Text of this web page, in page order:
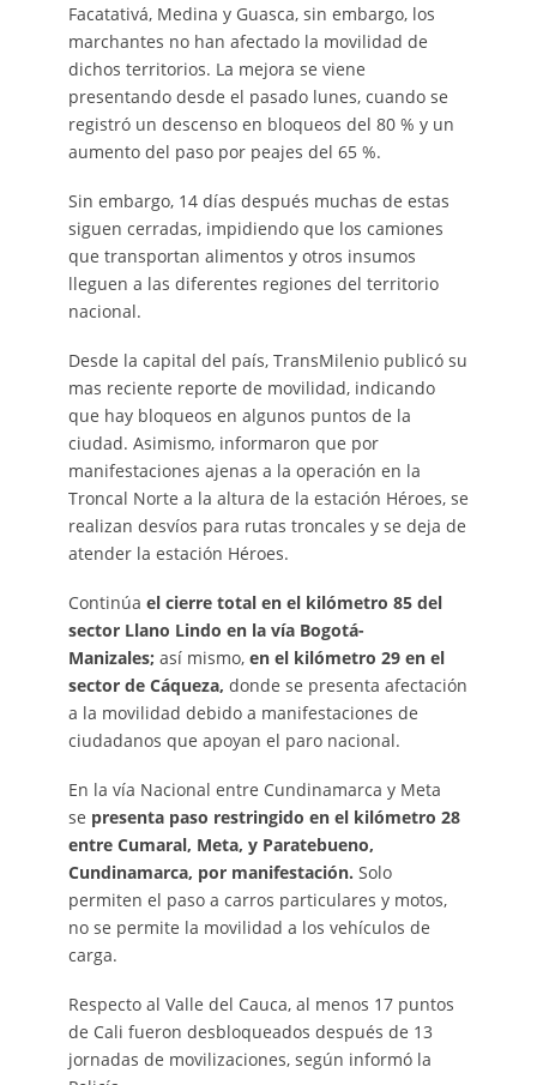
Facatativá, Medina y Guasca, sin embargo, los
marchantes no han afectado la movilidad de
dichos territorios. La mejora se viene
presentando desde el pasado lunes, cuando se
registró un descenso en bloqueos del 80 % y un
aumento del paso por peajes del 65 %.
Sin embargo, 14 días después muchas de estas
siguen cerradas, impidiendo que los camiones
que transportan alimentos y otros insumos
lleguen a las diferentes regiones del territorio
nacional.
Desde la capital del país, TransMilenio publicó su
mas reciente reporte de movilidad, indicando
que hay bloqueos en algunos puntos de la
ciudad. Asimismo, informaron que por
manifestaciones ajenas a la operación en la
Troncal Norte a la altura de la estación Héroes, se
realizan desvíos para rutas troncales y se deja de
atender la estación Héroes.
Continúa el cierre total en el kilómetro 85 del
sector Llano Lindo en la vía Bogotá-
Manizales; así mismo,en el kilómetro 29 en el
sector de Cáqueza, donde se presenta afectación
a la movilidad debido a manifestaciones de
ciudadanos que apoyan el paro nacional.
En la vía Nacional entre Cundinamarca y Meta
se presenta paso restringido en el kilómetro 28
entre Cumaral, Meta, y Paratebueno,
Cundinamarca, por manifestación. Solo
permiten el paso a carros particulares y motos,
no se permite la movilidad a los vehículos de
carga.
Respecto al Valle del Cauca, al menos 17 puntos
de Cali fueron desbloqueados después de 13
jornadas de movilizaciones, según informó la